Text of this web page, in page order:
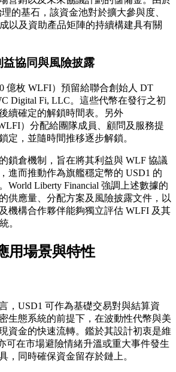
的基石，該資金池對於擴大參與度、
以及資助產品矩陣的持續構建具有關
協同與風險披露
億枚 WLFI）預留給聯合創始人 DT
Digital Fi, LLC。這些代幣在發行之初
續確定的解鎖時間表。另外
）分配給團隊成員、顧問及服務提
定，並隨時間推移逐步解鎖。
鎖倉機制，旨在將其利益與 WLF 協議
進而推動作為旗艦穩定幣的 USD1 的
World Liberty Financial 強調上述數據的
供應量、分配方案及風險披露文件，以
機構合作夥伴能夠獨立評估 WLFI 及其
。
用場景與特性
，USD1 可作為基礎交易對與結算資
生態系統的前提下，在波動性代幣與美
資金的快速流轉。鑑於其設計初衷是維
可在市場避險情緒升溫或重大事件發生
，同時確保資金留存於鏈上。